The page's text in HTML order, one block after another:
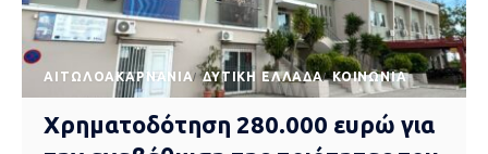
AΙΤΩΛΟΑΚΑΡΝΑΝΊΑ ΔΥΤΙΚΉ ΕΛΛΆΔΑ ΚΟΙΝΩΝΊΑ
Χρηματοδότηση 280.000 ευρώ για